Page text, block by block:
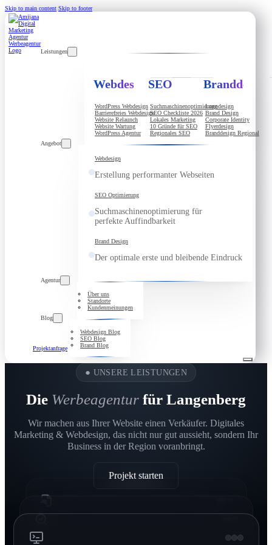
Skip to main content Skip to footer
Leistungen
Webdesign
WordPress Webdesign
Barrierefreies Webdesign
Website Relaunch
Website Wartung
WordPress Agentur
SEO
Suchmaschinenoptimierung
SEO Checkliste 2026
Lokales Marketing
10 Gründe für SEO
Regionales SEO
Branddesign
Logodesign
Brand Design
Corporate Identity
Flyerdesign
Branddesign Regional
Angebot
Webdesign
Erstellung performanter Webseiten
SEO Optimierung
Suchmaschinenoptimierung für
perfekte Auffindbarkeit
Brand Design
Der optimale erste und bleibende Eindruck
Agentur
Über uns
Standorte
Kundenmeinungen
Blog
Webdesign Blog
SEO Blog
Brand Blog
Projektanfrage
● UNSERE LEISTUNGEN
Die Werbeagentur für Langenberg
Wir machen aus Ihrer Website einen Verkäufer. Digitales
Marketing & Webdesign, das nicht nur gut aussieht, sondern Ihr
Business in der Region voranbringt.
Projekt starten